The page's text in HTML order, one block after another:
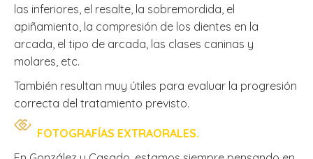
las inferiores, el resalte, la sobremordida, el
apiñamiento, la compresión de los dientes en la
arcada, el tipo de arcada, las clases caninas y
molares, etc.
También resultan muy útiles para evaluar la progresión
correcta del tratamiento previsto.
FOTOGRAFÍAS EXTRAORALES.